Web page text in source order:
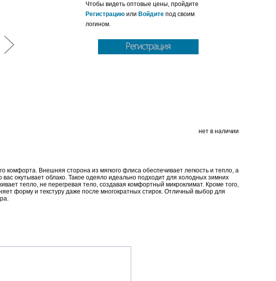
Чтобы видеть оптовые цены, пройдите
Регистрацию или Войдите под своим
логином.
нет в наличии
Внешняя сторона из мягкого флиса обеспечивает легкость и тепло, а
окутывает облако. Такое одеяло идеально подходит для холодных зимних
тепло, не перегревая тело, создавая комфортный микроклимат. Кроме того,
форму и текстуру даже после многократных стирок. Отличный выбор для